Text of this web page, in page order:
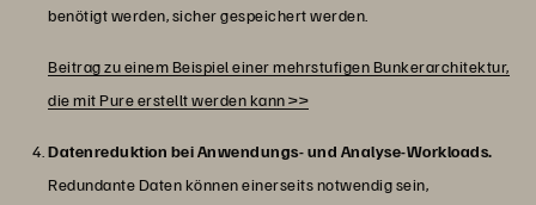
benötigt werden, sicher gespeichert werden.
Beitrag zu einem Beispiel einer mehrstufigen Bunkerarchitektur,
die mit Pure erstellt werden kann >>
Datenreduktion bei Anwendungs- und Analyse-Workloads.
Redundante Daten können einerseits notwendig sein,